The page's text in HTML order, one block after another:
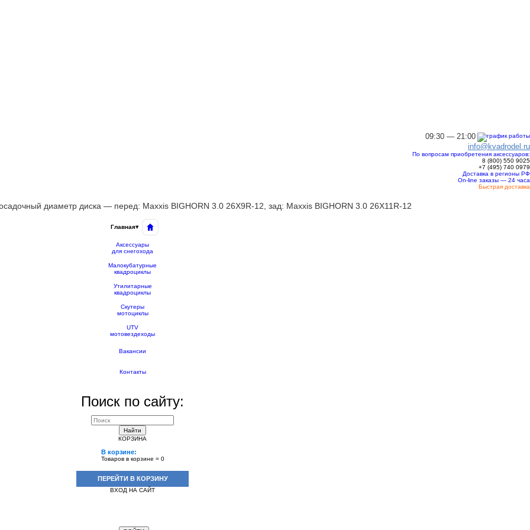
09:30 — 21:00
info@kvadrodel.ru
По вопросам приобретения аксессуаров:
8 (800) 550 9025
+7 (495) 740 0979
Доставка в регионы РФ
On-line заказы — 24 часа
Быстрая доставка
диаметр диска — перед: Maxxis BIGHORN 3.0 26X9R-12, зад: Maxxis BIGHORN 3.0 26X11R-12
Главная▾
Аксессуары
для снегохода
Малокубатурные
квадроциклы
Утилитарные
квадроциклы
Скутеры
мотоциклы
UTV
мотовездеходы
Вакансии
Контакты
Поиск по сайту:
Найти
КОРЗИНА
В корзине:
Товаров в корзине = 0
ПЕРЕЙТИ В КОРЗИНУ
ВХОД НА САЙТ